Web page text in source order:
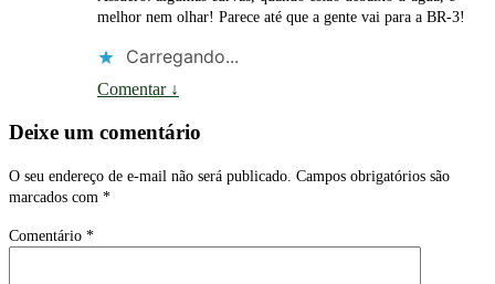
melhor nem olhar! Parece até que a gente vai para a BR-3!
Carregando...
Comentar ↓
Deixe um comentário
O seu endereço de e-mail não será publicado. Campos obrigatórios são
marcados com *
Comentário *